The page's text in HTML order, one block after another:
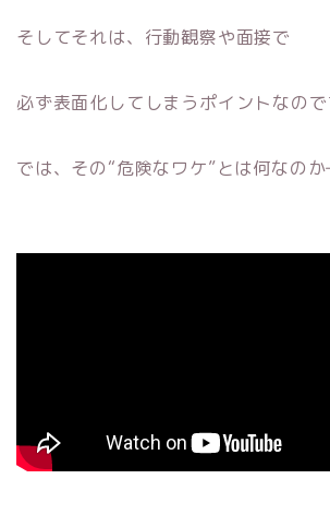
そしてそれは、行動観察や面接で
必ず表面化してしまうポイントなので
では、その“危険なワケ”とは何なの